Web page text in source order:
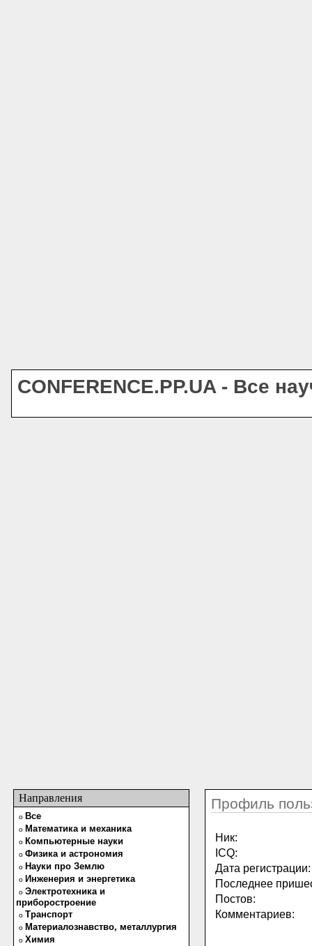
CONFERENCE.PP.UA - Все
Направления
o Все
o Математика и механика
o Компьютерные науки
o Физика и астрономия
o Науки про Землю
o Инженерия и энергетика
o Электротехника и
приборостроение
o Транспорт
o Материалознавство, металлургия
o Химия
Профиль
Ник:
ICQ:
Дата регистрации:
Последнее
Постов:
Комментариев: